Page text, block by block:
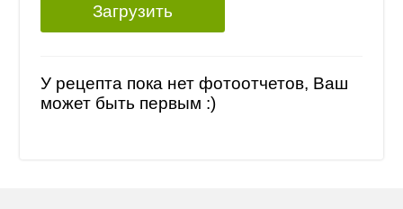
Загрузить
У рецепта пока нет фотоотчетов, Ваш
может быть первым :)